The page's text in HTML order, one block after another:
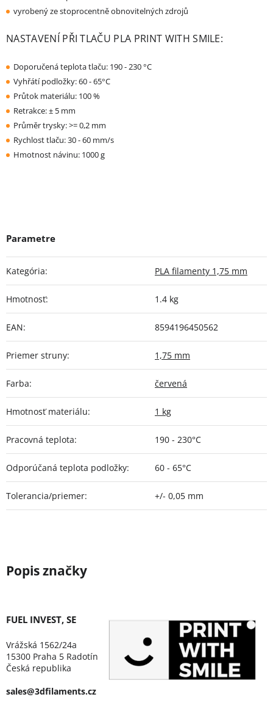
vyrobený ze stoprocentně obnovitelných zdrojů
NASTAVENÍ PŘI TLAČU PLA PRINT WITH SMILE:
Doporučená teplota tlaču: 190 - 230 °C
Vyhřátí podložky: 60 - 65°C
Průtok materiálu: 100 %
Retrakce: ± 5 mm
Průměr trysky: >= 0,2 mm
Rychlost tlaču: 30 - 60 mm/s
Hmotnost návinu: 1000 g
Kategória: PLA filamenty 1,75 mm
Hmotnosť: 1.4 kg
EAN: 8594196450562
Priemer struny: 1,75 mm
Farba: červená
Hmotnosť materiálu: 1 kg
Pracovná teplota: 190 - 230°C
Odporúčaná teplota podložky: 60 - 65°C
Tolerancia/priemer: +/- 0,05 mm
FUEL INVEST, SE
Vrážská 1562/24a
15300 Praha 5 Radotín
Česká republika
sales@3dfilaments.cz